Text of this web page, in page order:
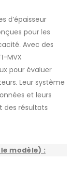
d’épaisseur
pour les
Avec des
MVX
pour évaluer
Leur système
et leurs
des résultats
modèle) :